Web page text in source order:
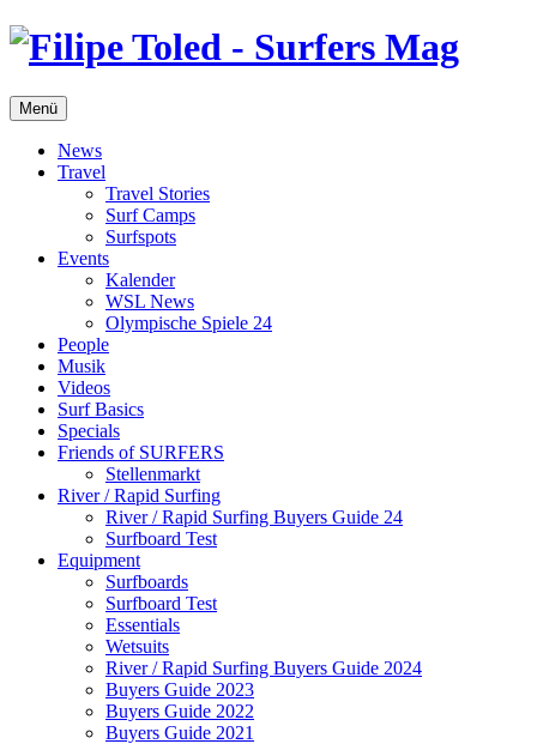
Menü
News
Travel
Travel Stories
Surf Camps
Surfspots
Events
Kalender
WSL News
Olympische Spiele 24
People
Musik
Videos
Surf Basics
Specials
Friends of SURFERS
Stellenmarkt
River / Rapid Surfing
River / Rapid Surfing Buyers Guide 24
Surfboard Test
Equipment
Surfboards
Surfboard Test
Essentials
Wetsuits
River / Rapid Surfing Buyers Guide 2024
Buyers Guide 2023
Buyers Guide 2022
Buyers Guide 2021